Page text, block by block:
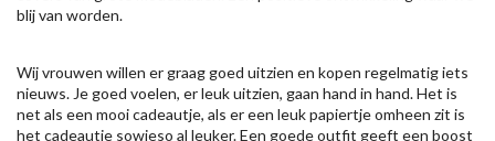
blij van worden.
Wij vrouwen willen er graag goed uitzien en kopen regelmatig iets
nieuws. Je goed voelen, er leuk uitzien, gaan hand in hand. Het is
net als een mooi cadeautje, als er een leuk papiertje omheen zit is
het cadeautje sowieso al leuker. Een goede outfit geeft een boost